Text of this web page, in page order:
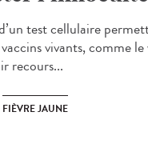
test cellulaire
vivants, comme
recours...
FIÈVRE JAUNE